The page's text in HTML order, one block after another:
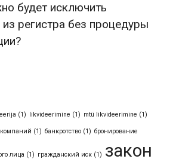
будет исключить
регистра без процедуры
(1) likvideerimine (1) mtü likvideerimine (1)
компаний (1) банкротство (1) бронирование
лица (1) гражданский иск (1) закон